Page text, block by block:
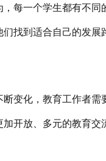
每一个学生都有不同
找到适合自己的发展
变化，教育工作者需
开放、多元的教育交